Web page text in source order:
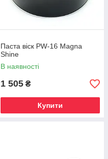
Паста віск PW-16 Magna
Shine
В наявності
1 505 ₴
Купити